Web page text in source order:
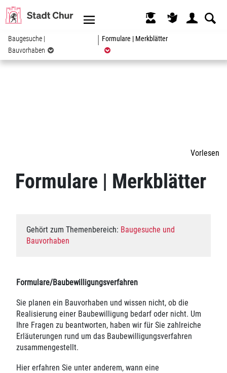
Kopfzeile
Baugesuche |
Bauvorhaben
Formulare | Merkblätter(ausgewählt)
Vorlesen
Formulare | Merkblätter
Gehört zum Themenbereich: Baugesuche und
Bauvorhaben
Formulare/Baubewilligungsverfahren
Sie planen ein Bauvorhaben und wissen nicht, ob die
Realisierung einer Baubewilligung bedarf oder nicht. Um
Ihre Fragen zu beantworten, haben wir für Sie zahlreiche
Erläuterungen rund um das Baubewilligungsverfahren
zusammengestellt.
Hier erfahren Sie unter anderem, wann eine
Zugehörige Objekte